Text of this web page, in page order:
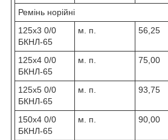
Ремінь норійні
125х3 0/0
БКНЛ-65
м. п. 56,25
125х4 0/0
БКНЛ-65
м. п. 75,00
125х5 0/0
БКНЛ-65
м. п. 93,75
150х4 0/0
БКНЛ-65
м. п. 90,00